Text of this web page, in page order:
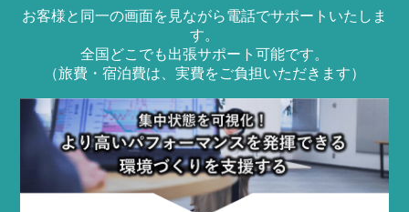
お客様と同一の画面を見ながら電話でサポートいたしま
す。
全国どこでも出張サポート可能です。
（旅費・宿泊費は、実費をご負担いただきます）